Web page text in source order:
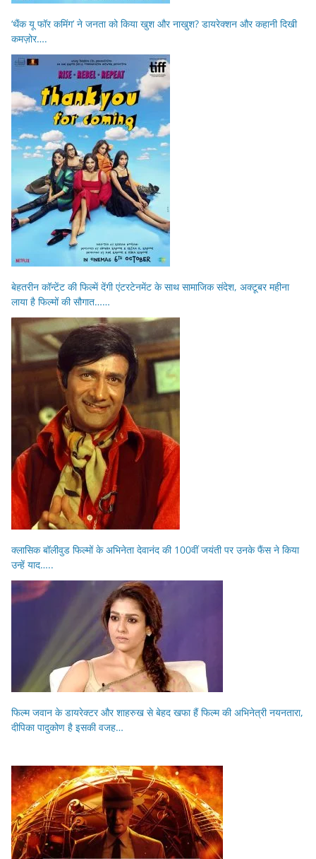
‘थैंक यू फॉर कमिंग’ ने जनता को किया खुश और नाखुश? डायरेक्शन और कहानी दिखी
कमज़ोर….
बेहतरीन कॉन्टेंट की फिल्में देंगी एंटरटेनमेंट के साथ सामाजिक संदेश, अक्टूबर महीना
लाया है फिल्मों की सौगात……
क्लासिक बॉलीवुड फिल्मों के अभिनेता देवानंद की 100वीं जयंती पर उनके फैंस ने किया
उन्हें याद…..
फिल्म जवान के डायरेक्टर और शाहरुख से बेहद खफा हैं फिल्म की अभिनेत्री नयनतारा,
दीपिका पादुकोण है इसकी वजह…